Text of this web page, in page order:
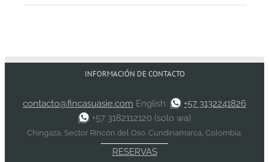
INFORMACIÓN DE CONTACTO
contacto@fincasuasie.com English:
+57 3132241826
+57 3182112120 (solo wa)
Chingaza, Sector Rincón del Oso. Cundinamarca, Colombia.
RESERVAS